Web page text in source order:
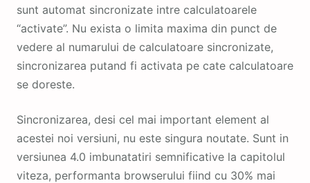
sunt automat sincronizate intre calculatoarele
“activate”. Nu exista o limita maxima din punct de
vedere al numarului de calculatoare sincronizate,
sincronizarea putand fi activata pe cate calculatoare
se doreste.
Sincronizarea, desi cel mai important element al
acestei noi versiuni, nu este singura noutate. Sunt in
versiunea 4.0 imbunatatiri semnificative la capitolul
viteza, performanta browserului fiind cu 30% mai